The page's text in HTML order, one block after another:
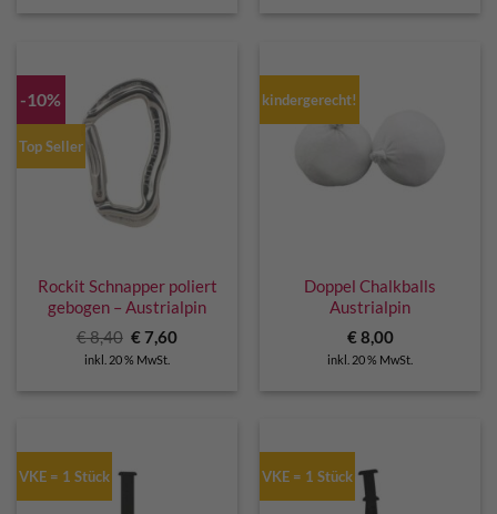
-10%
Top Seller
Rockit Schnapper poliert
gebogen – Austrialpin
€8,40 Ursprünglicher
Preis
war:
€7,60Aktueller
inkl. 20 % MwSt.
kindergerecht!
Doppel Chalkballs
Austrialpin
€8,00
inkl. 20 % MwSt.
VKE = 1 Stück VKE = 1 Stück